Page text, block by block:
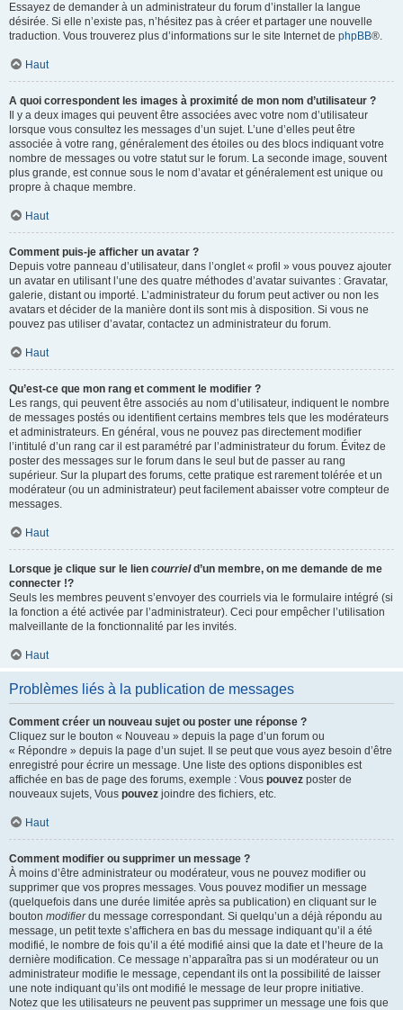
Essayez de demander à un administrateur du forum d’installer la langue
désirée. Si elle n’existe pas, n’hésitez pas à créer et partager une nouvelle
traduction. Vous trouverez plus d’informations sur le site Internet de phpBB®.
Haut
A quoi correspondent les images à proximité de mon nom d’utilisateur ?
Il y a deux images qui peuvent être associées avec votre nom d’utilisateur
lorsque vous consultez les messages d’un sujet. L’une d’elles peut être
associée à votre rang, généralement des étoiles ou des blocs indiquant votre
nombre de messages ou votre statut sur le forum. La seconde image, souvent
plus grande, est connue sous le nom d’avatar et généralement est unique ou
propre à chaque membre.
Haut
Comment puis-je afficher un avatar ?
Depuis votre panneau d’utilisateur, dans l’onglet « profil » vous pouvez ajouter
un avatar en utilisant l’une des quatre méthodes d’avatar suivantes : Gravatar,
galerie, distant ou importé. L’administrateur du forum peut activer ou non les
avatars et décider de la manière dont ils sont mis à disposition. Si vous ne
pouvez pas utiliser d’avatar, contactez un administrateur du forum.
Haut
Qu’est-ce que mon rang et comment le modifier ?
Les rangs, qui peuvent être associés au nom d’utilisateur, indiquent le nombre
de messages postés ou identifient certains membres tels que les modérateurs
et administrateurs. En général, vous ne pouvez pas directement modifier
l’intitulé d’un rang car il est paramétré par l’administrateur du forum. Évitez de
poster des messages sur le forum dans le seul but de passer au rang
supérieur. Sur la plupart des forums, cette pratique est rarement tolérée et un
modérateur (ou un administrateur) peut facilement abaisser votre compteur de
messages.
Haut
Lorsque je clique sur le lien courrield’un membre, on me demande de me
connecter !?
Seuls les membres peuvent s’envoyer des courriels via le formulaire intégré (si
la fonction a été activée par l’administrateur). Ceci pour empêcher l’utilisation
malveillante de la fonctionnalité par les invités.
Haut
Problèmes liés à la publication de messages
Comment créer un nouveau sujet ou poster une réponse ?
Cliquez sur le bouton « Nouveau » depuis la page d’un forum ou
« Répondre » depuis la page d’un sujet. Il se peut que vous ayez besoin d’être
enregistré pour écrire un message. Une liste des options disponibles est
affichée en bas de page des forums, exemple : Vous pouvez poster de
nouveaux sujets, Vous pouvez joindre des fichiers, etc.
Haut
Comment modifier ou supprimer un message ?
À moins d’être administrateur ou modérateur, vous ne pouvez modifier ou
supprimer que vos propres messages. Vous pouvez modifier un message
(quelquefois dans une durée limitée après sa publication) en cliquant sur le
bouton modifierdu message correspondant. Si quelqu’un a déjà répondu au
message, un petit texte s’affichera en bas du message indiquant qu’il a été
modifié, le nombre de fois qu’il a été modifié ainsi que la date et l’heure de la
dernière modification. Ce message n’apparaîtra pas si un modérateur ou un
administrateur modifie le message, cependant ils ont la possibilité de laisser
une note indiquant qu’ils ont modifié le message de leur propre initiative.
Notez que les utilisateurs ne peuvent pas supprimer un message une fois que